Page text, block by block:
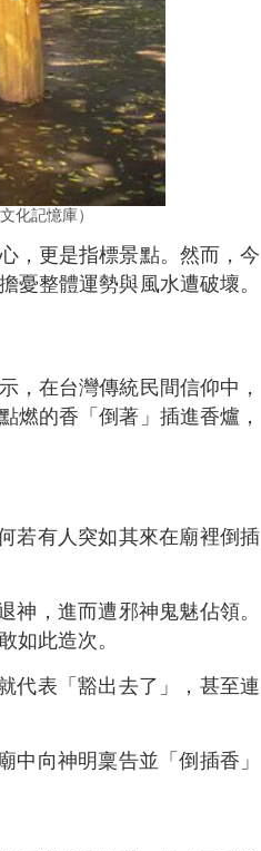
化記憶庫）
，更是指標景點。然而，今
憂整體運勢與風水遭破壞。
，在台灣傳統民間信仰中，
燃的香「倒著」插進香爐，
若有人突如其來在廟裡倒插
，進而遭邪神鬼魅佔領。
如此造次。
代表「豁出去了」，甚至連
向神明稟告並「倒插香」